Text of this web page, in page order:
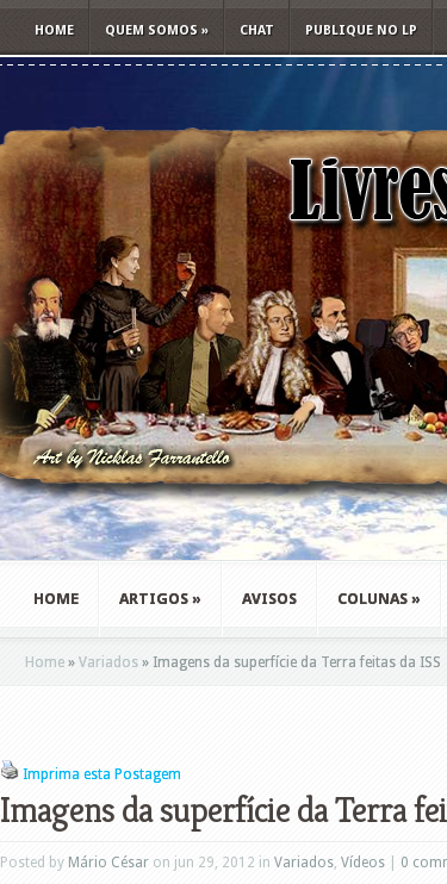
HOME QUEM SOMOS » CHAT PUBLIQUE NO LP
HOME ARTIGOS » AVISOS COLUNAS »
Home » Variados » Imagens da superfície da Terra feitas da ISS
Imprima esta Postagem
Imagens da superfície da Terra
Posted by Mário César on jun 29, 2012 in Variados, Vídeos 0